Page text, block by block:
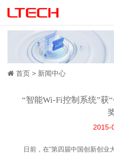
首页 新闻中心
“智能Wi-Fi控制系统”获
2015-
日前，在“第四届中国创新创业大